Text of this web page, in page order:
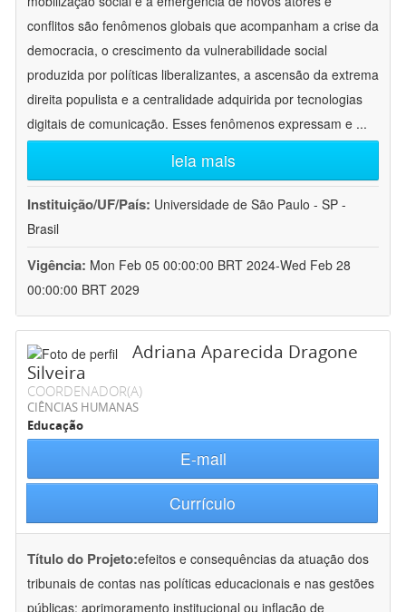
conflitos são fenômenos globais que acompanham a crise da
democracia, o crescimento da vulnerabilidade social
produzida por políticas liberalizantes, a ascensão da extrema
direita populista e a centralidade adquirida por tecnologias
digitais de comunicação. Esses fenômenos expressam e ...
leia mais
Instituição/UF/País: Universidade de São Paulo - SP -
Brasil
Vigência: Mon Feb 05 00:00:00 BRT 2024-Wed Feb 28
00:00:00 BRT 2029
Adriana Aparecida Dragone
Silveira
COORDENADOR(A)
CIÊNCIAS HUMANAS
Educação
E-mail
Currículo
Título do Projeto:efeitos e consequências da atuação dos
tribunais de contas nas políticas educacionais e nas gestões
públicas: aprimoramento institucional ou inflação de